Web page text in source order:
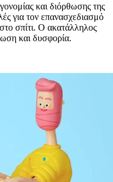
και διόρθωσης της
για τον επανασχεδιασμό
σπίτι. Ο ακατάλληλος
και δυσφορία.